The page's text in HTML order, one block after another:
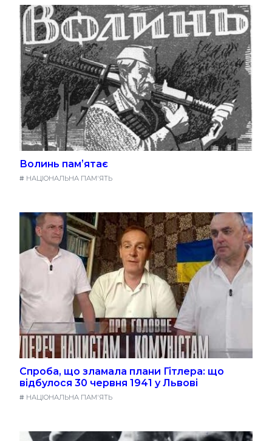
Волинь памʼятає
# НАЦІОНАЛЬНА ПАМ'ЯТЬ
Спроба, що зламала плани Гітлера: що
відбулося 30 червня 1941 у Львові
# НАЦІОНАЛЬНА ПАМ'ЯТЬ